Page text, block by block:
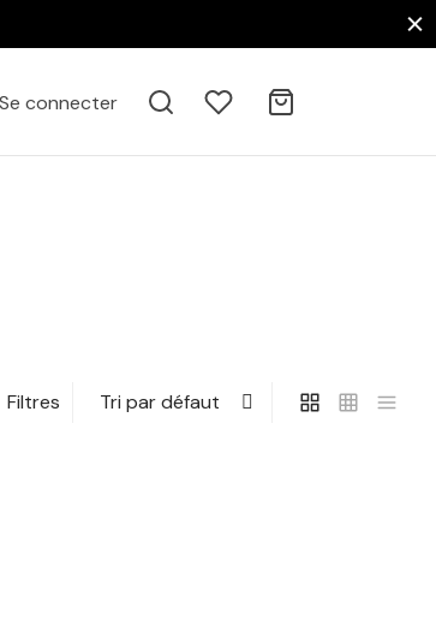
Se connecter
Filtres